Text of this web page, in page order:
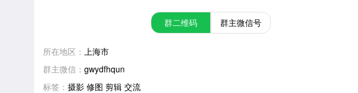
群二维码 群主微信号
所在地区： 上海市
群主微信： gwydfhqun
标签： 摄影 修图 剪辑 交流